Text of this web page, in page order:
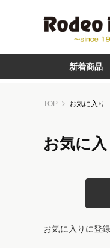
新着商品
TOP お気に入り
お気に入
お気に入りに登